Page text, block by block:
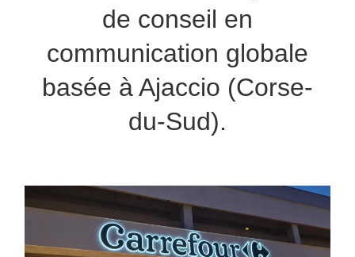
de conseil en
communication globale
basée à Ajaccio (Corse-
du-Sud).